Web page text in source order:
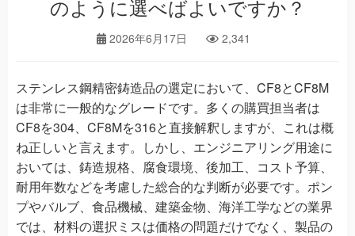
のように選べばよいですか？
2026年6月17日 2,341
ステンレス鋼精密鋳造品の選定において、CF8とCF8M
は非常に一般的なグレードです。多くの購買担当者は
CF8を304、CF8Mを316と直接解釈しますが、これは概
ね正しいと言えます。しかし、エンジニアリング用途に
おいては、鋳造規格、腐食環境、後加工、コスト予算、
耐用年数などを考慮した総合的な判断が必要です。ポン
プやバルブ、食品機械、建築金物、海洋工学などの業界
では、材料の選択ミスは価格の問題だけでなく、製品の